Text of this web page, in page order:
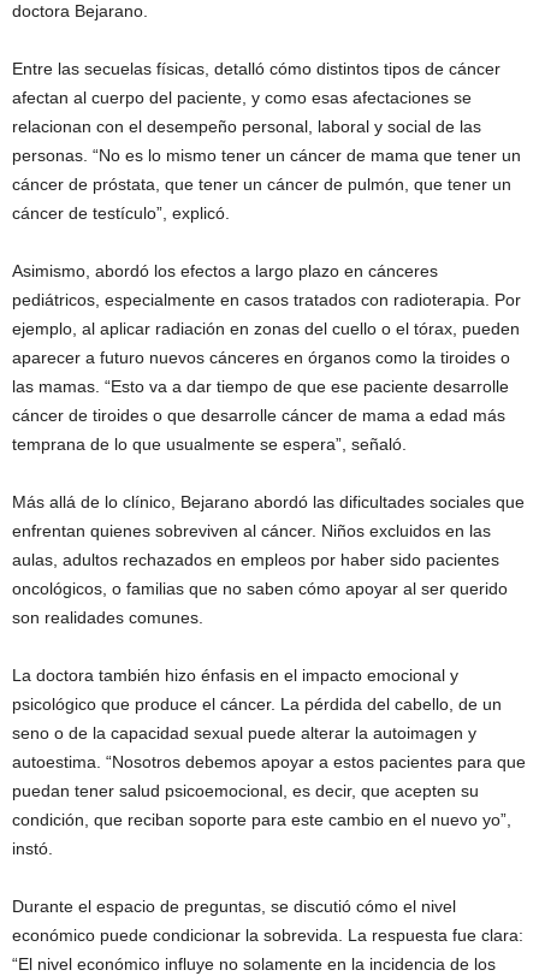
doctora Bejarano.
Entre las secuelas físicas, detalló cómo distintos tipos de cáncer
afectan al cuerpo del paciente, y como esas afectaciones se
relacionan con el desempeño personal, laboral y social de las
personas. “No es lo mismo tener un cáncer de mama que tener un
cáncer de próstata, que tener un cáncer de pulmón, que tener un
cáncer de testículo”, explicó.
Asimismo, abordó los efectos a largo plazo en cánceres
pediátricos, especialmente en casos tratados con radioterapia. Por
ejemplo, al aplicar radiación en zonas del cuello o el tórax, pueden
aparecer a futuro nuevos cánceres en órganos como la tiroides o
las mamas. “Esto va a dar tiempo de que ese paciente desarrolle
cáncer de tiroides o que desarrolle cáncer de mama a edad más
temprana de lo que usualmente se espera”, señaló.
Más allá de lo clínico, Bejarano abordó las dificultades sociales que
enfrentan quienes sobreviven al cáncer. Niños excluidos en las
aulas, adultos rechazados en empleos por haber sido pacientes
oncológicos, o familias que no saben cómo apoyar al ser querido
son realidades comunes.
La doctora también hizo énfasis en el impacto emocional y
psicológico que produce el cáncer. La pérdida del cabello, de un
seno o de la capacidad sexual puede alterar la autoimagen y
autoestima. “Nosotros debemos apoyar a estos pacientes para que
puedan tener salud psicoemocional, es decir, que acepten su
condición, que reciban soporte para este cambio en el nuevo yo”,
instó.
Durante el espacio de preguntas, se discutió cómo el nivel
económico puede condicionar la sobrevida. La respuesta fue clara:
“El nivel económico influye no solamente en la incidencia de los